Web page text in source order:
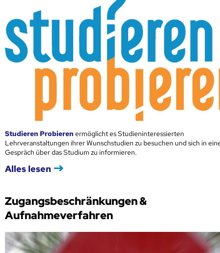
Studieren Probieren ermöglicht es Studieninteressierten
Lehrveranstaltungen ihrer Wunschstudien zu besuchen und sich in
Gespräch über das Studium zu informieren.
Alles lesen
Zugangsbeschränkungen &
Aufnahmeverfahren